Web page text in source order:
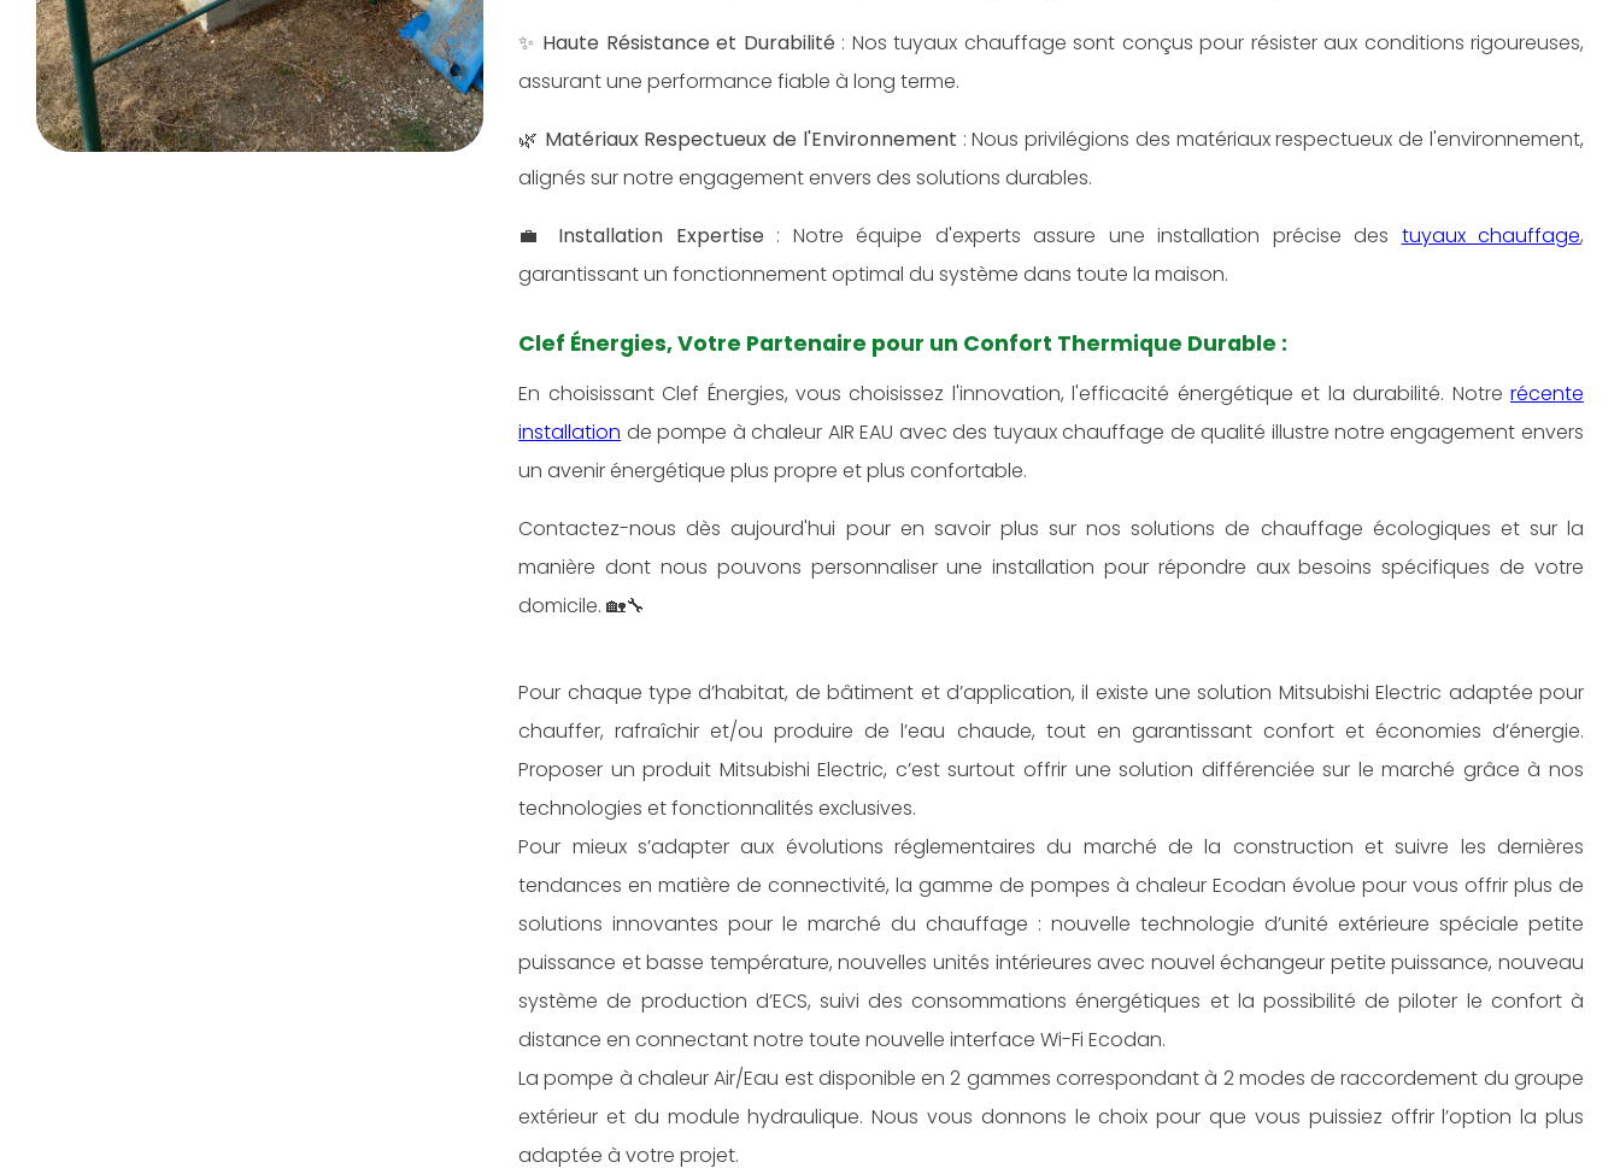
✨ Haute Résistance et Durabilité : Nos tuyaux chauffage sont conçus pour résister aux conditions rigoureuses,
assurant une performance fiable à long terme.
🌿 Matériaux Respectueux de l'Environnement : Nous privilégions des matériaux respectueux de l'environnement,
alignés sur notre engagement envers des solutions durables.
💼 Installation Expertise : Notre équipe d'experts assure une installation précise des tuyaux chauffage,
garantissant un fonctionnement optimal du système dans toute la maison.
Clef Énergies, Votre Partenaire pour un Confort Thermique Durable :
En choisissant Clef Énergies, vous choisissez l'innovation, l'efficacité énergétique et la durabilité. Notre récente
installation de pompe à chaleur AIR EAU avec des tuyaux chauffage de qualité illustre notre engagement envers
un avenir énergétique plus propre et plus confortable.
Contactez-nous dès aujourd'hui pour en savoir plus sur nos solutions de chauffage écologiques et sur la
manière dont nous pouvons personnaliser une installation pour répondre aux besoins spécifiques de votre
domicile. 🏡🔧
Pour chaque type d’habitat, de bâtiment et d’application, il existe une solution Mitsubishi Electric adaptée pour
chauffer, rafraîchir et/ou produire de l’eau chaude, tout en garantissant confort et économies d’énergie.
Proposer un produit Mitsubishi Electric, c’est surtout offrir une solution différenciée sur le marché grâce à nos
technologies et fonctionnalités exclusives.
Pour mieux s’adapter aux évolutions réglementaires du marché de la construction et suivre les dernières
tendances en matière de connectivité, la gamme de pompes à chaleur Ecodan évolue pour vous offrir plus de
solutions innovantes pour le marché du chauffage : nouvelle technologie d’unité extérieure spéciale petite
puissance et basse température, nouvelles unités intérieures avec nouvel échangeur petite puissance, nouveau
système de production d’ECS, suivi des consommations énergétiques et la possibilité de piloter le confort à
distance en connectant notre toute nouvelle interface Wi-Fi Ecodan.
La pompe à chaleur Air/Eau est disponible en 2 gammes correspondant à 2 modes de raccordement du groupe
extérieur et du module hydraulique. Nous vous donnons le choix pour que vous puissiez offrir l’option la plus
adaptée à votre projet.